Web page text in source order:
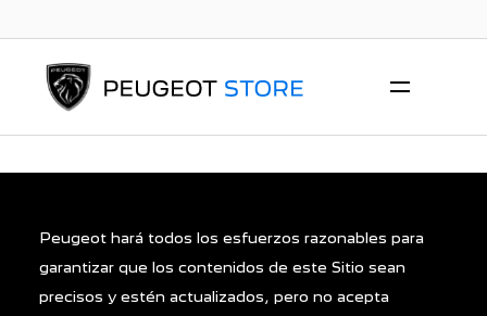
Peugeot hará todos los esfuerzos razonables para
garantizar que los contenidos de este Sitio sean
precisos y estén actualizados, pero no acepta